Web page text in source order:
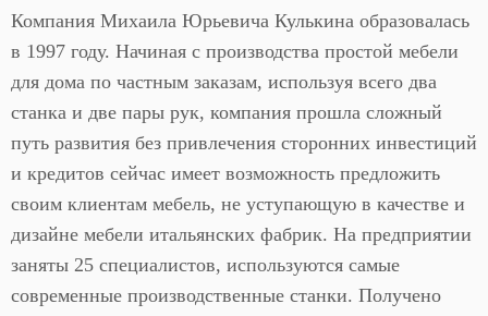
Компания Михаила Юрьевича Кулькина образовалась
в 1997 году. Начиная с производства простой мебели
для дома по частным заказам, используя всего два
станка и две пары рук, компания прошла сложный
путь развития без привлечения сторонних инвестиций
и кредитов сейчас имеет возможность предложить
своим клиентам мебель, не уступающую в качестве и
дизайне мебели итальянских фабрик. На предприятии
заняты 25 специалистов, используются самые
современные производственные станки. Получено